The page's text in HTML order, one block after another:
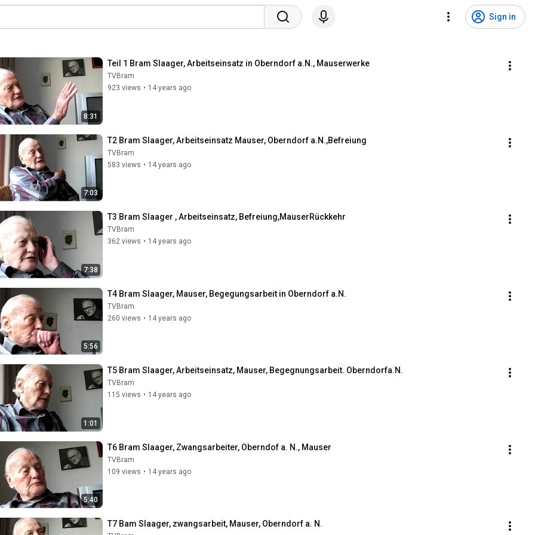
Sign in
8:31
Teil 1 Bram Slaager, Arbeitseinsatz in Oberndorf a.N., Mauserwerke
TVBram
923 views • 14 years ago
7:03
T2 Bram Slaager, Arbeitseinsatz Mauser, Oberndorf a.N.,Befreiung
TVBram
583 views • 14 years ago
7:38
T3 Bram Slaager , Arbeitseinsatz, Befreiung,MauserRückkehr
TVBram
362 views • 14 years ago
5:56
T4 Bram Slaager, Mauser, Begegungsarbeit in Oberndorf a.N.
TVBram
260 views • 14 years ago
1:01
T5 Bram Slaager, Arbeitseinsatz, Mauser, Begegnungsarbeit. Oberndorfa.N.
TVBram
115 views • 14 years ago
5:40
T6 Bram Slaager, Zwangsarbeiter, Oberndof a. N., Mauser
TVBram
109 views • 14 years ago
T7 Bam Slaager, zwangsarbeit, Mauser, Oberndorf a. N.